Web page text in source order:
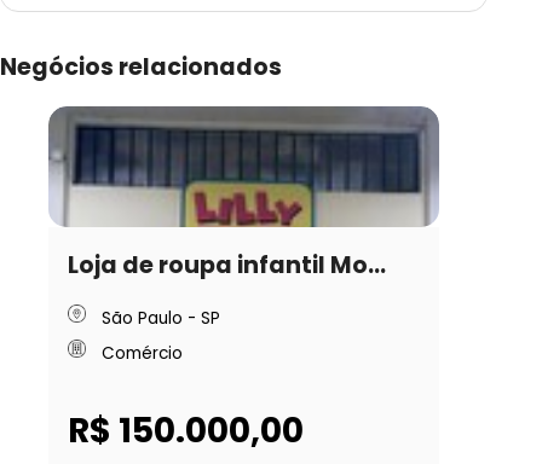
Negócios relacionados
Loja de roupa infantil Mo...
São Paulo - SP
Comércio
R$ 150.000,00